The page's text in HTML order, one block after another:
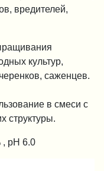
вредителей,
культур,
саженцев.
в смеси с
структуры.
, pH 6.0